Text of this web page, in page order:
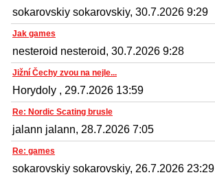
sokarovskiy sokarovskiy, 30.7.2026 9:29
Jak games
nesteroid nesteroid, 30.7.2026 9:28
Jižní Čechy zvou na nejle...
Horydoly , 29.7.2026 13:59
Re: Nordic Scating brusle
jalann jalann, 28.7.2026 7:05
Re: games
sokarovskiy sokarovskiy, 26.7.2026 23:29